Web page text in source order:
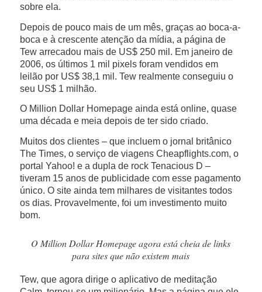
sobre ela.
Depois de pouco mais de um mês, graças ao boca-a-
boca e à crescente atenção da mídia, a página de
Tew arrecadou mais de US$ 250 mil. Em janeiro de
2006, os últimos 1 mil pixels foram vendidos em
leilão por US$ 38,1 mil. Tew realmente conseguiu o
seu US$ 1 milhão.
O Million Dollar Homepage ainda está online, quase
uma década e meia depois de ter sido criado.
Muitos dos clientes – que incluem o jornal britânico
The Times, o serviço de viagens Cheapflights.com, o
portal Yahoo! e a dupla de rock Tenacious D –
tiveram 15 anos de publicidade com esse pagamento
único. O site ainda tem milhares de visitantes todos
os dias. Provavelmente, foi um investimento muito
bom.
O Million Dollar Homepage agora está cheia de links
para sites que não existem mais
Tew, que agora dirige o aplicativo de meditação